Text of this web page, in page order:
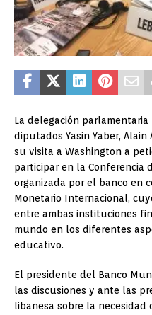
La delegación
diputados Yasin Yaber,
su visita a Washington a
participar en la Conferencia
organizada por el banco en
Monetario Internacional,
entre ambas instituciones
mundo en los diferentes
educativo.
El presidente del Banco
las discusiones y ante las
libanesa sobre la